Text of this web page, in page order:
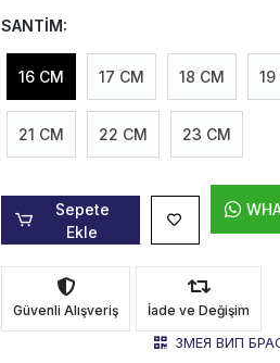
SANTİM:
16 CM 17 CM 18 CM 19
21 CM 22 CM 23 CM
Sepete
Ekle
Güvenli Alışveriş İade ve Değişim
ЗМЕЯ ВИП